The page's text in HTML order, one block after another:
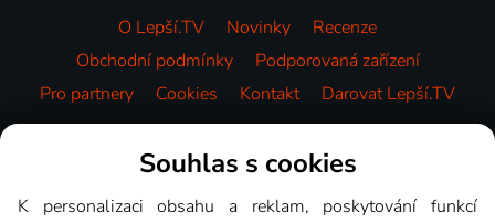
O Lepší.TV Novinky
Recenze
Obchodní podmínky
Podporovaná zařízení
Pro partnery
Cookies Kontakt Darovat Lepší.TV
Videotéka
Souhlas s cookies
K personalizaci obsahu a reklam, poskytování funkcí